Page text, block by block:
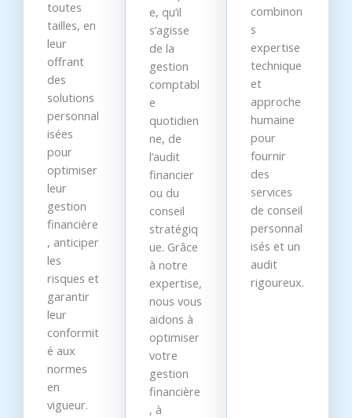
toutes
tailles, en
leur
offrant
des
solutions
personnal
isées
pour
optimiser
leur
gestion
financière
, anticiper
les
risques et
garantir
leur
conformit
é aux
normes
en
vigueur.
e, qu’il
s’agisse
de la
gestion
comptabl
e
quotidien
ne, de
l’audit
financier
ou du
conseil
stratégiq
ue. Grâce
à notre
expertise,
nous vous
aidons à
optimiser
votre
gestion
financière
, à
combinon
s
expertise
technique
et
approche
humaine
pour
fournir
des
services
de conseil
personnal
isés et un
audit
rigoureux.